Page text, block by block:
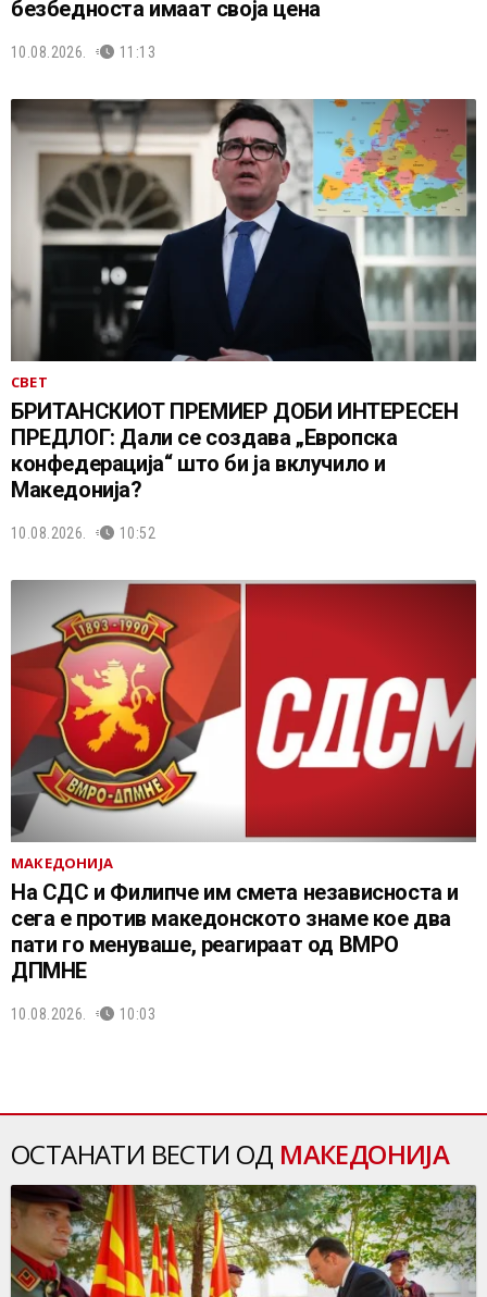
безбедноста имаат своја цена
10.08.2026. 11:13
СВЕТ
БРИТАНСКИОТ ПРЕМИЕР ДОБИ ИНТЕРЕСЕН
ПРЕДЛОГ: Дали се создава „Европска
конфедерација“ што би ја вклучило и
Македонија?
10.08.2026. 10:52
МАКЕДОНИЈА
На СДС и Филипче им смета независноста и
сега е против македонското знаме кое два
пати го менуваше, реагираат од ВМРО
ДПМНЕ
10.08.2026. 10:03
ОСТАНАТИ ВЕСТИ ОД МАКЕДОНИЈА